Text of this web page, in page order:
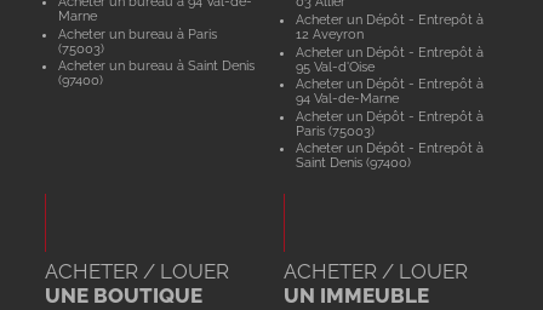
Marne
Acheter un bureau à Paris
(75003)
Acheter un bureau à Saint Denis
(97400)
Acheter un Dépôt - Entrepôt à
12 Aveyron
Acheter un Dépôt - Entrepôt à
95 Val-d'Oise
Acheter un Dépôt - Entrepôt à
94 Val-de-Marne
Acheter un Dépôt - Entrepôt à
Paris (75003)
Acheter un Dépôt - Entrepôt à
Saint Denis (97400)
ACHETER / LOUER
UNE BOUTIQUE
ACHETER / LOUER
UN IMMEUBLE